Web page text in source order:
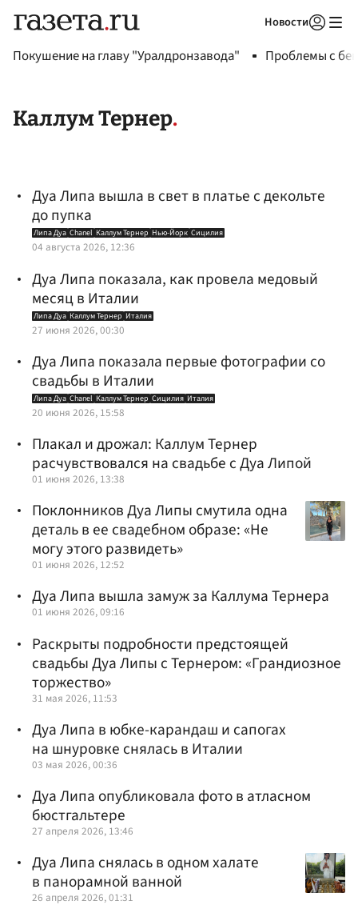
Новости
Покушение на главу "Уралдронзавода" Проблемы с
Каллум Тернер
Дуа Липа вышла в свет в платье с декольте
до пупка
Липа Дуа Chanel Каллум Тернер Нью-Йорк Сицилия
04 августа 2026, 12:36
Дуа Липа показала, как провела медовый
месяц в Италии
Липа Дуа Каллум Тернер Италия
27 июня 2026, 00:30
Дуа Липа показала первые фотографии со
свадьбы в Италии
Липа Дуа Chanel Каллум Тернер Сицилия Италия
20 июня 2026, 15:58
Плакал и дрожал: Каллум Тернер
расчувствовался на свадьбе с Дуа Липой
01 июня 2026, 13:38
Поклонников Дуа Липы смутила одна
деталь в ее свадебном образе: «Не
могу этого развидеть»
01 июня 2026, 12:52
Дуа Липа вышла замуж за Каллума Тернера
01 июня 2026, 09:16
Раскрыты подробности предстоящей
свадьбы Дуа Липы с Тернером: «Грандиозное
торжество»
31 мая 2026, 11:53
Дуа Липа в юбке-карандаш и сапогах
на шнуровке снялась в Италии
03 мая 2026, 00:36
Дуа Липа опубликовала фото в атласном
бюстгальтере
27 апреля 2026, 13:46
Дуа Липа снялась в одном халате
в панорамной ванной
26 апреля 2026, 01:31